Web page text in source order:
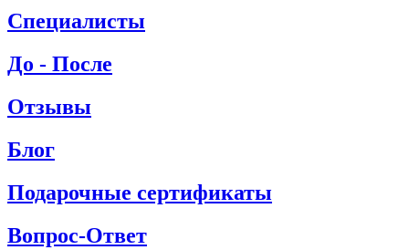
Специалисты
До - После
Отзывы
Блог
Подарочные сертификаты
Вопрос-Ответ